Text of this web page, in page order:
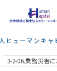
ヒューマンキャ
3-2-06.業務災害